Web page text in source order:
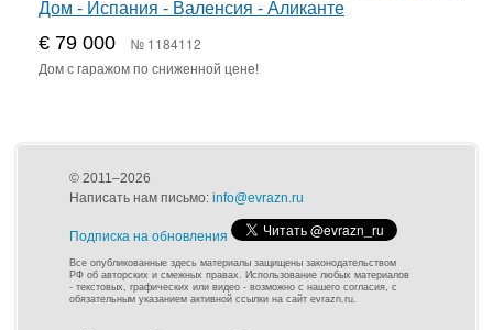
Дом - Испания - Валенсия - Аликанте
€ 79 000 № 1184112
Дом с гаражом по сниженной цене!
© 2011–2026
Написать нам письмо: info@evrazn.ru
Подписка на обновления
Все опубликованные здесь материалы защищены законодательством
РФ об авторских и смежных правах. Использование любых материалов
- текстовых, графических или видео - возможно с нашего согласия, с
обязательным указанием активной ссылки на сайт evrazn.ru.